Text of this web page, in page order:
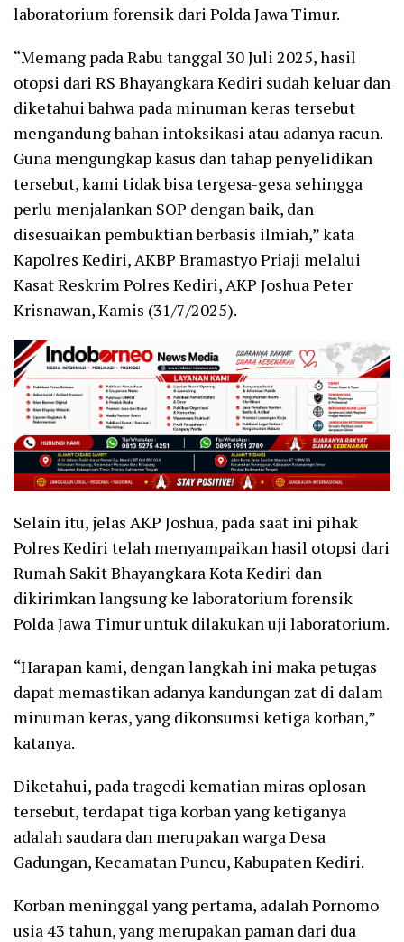
laboratorium forensik dari Polda Jawa Timur.
“Memang pada Rabu tanggal 30 Juli 2025, hasil
otopsi dari RS Bhayangkara Kediri sudah keluar dan
diketahui bahwa pada minuman keras tersebut
mengandung bahan intoksikasi atau adanya racun.
Guna mengungkap kasus dan tahap penyelidikan
tersebut, kami tidak bisa tergesa-gesa sehingga
perlu menjalankan SOP dengan baik, dan
disesuaikan pembuktian berbasis ilmiah,” kata
Kapolres Kediri, AKBP Bramastyo Priaji melalui
Kasat Reskrim Polres Kediri, AKP Joshua Peter
Krisnawan, Kamis (31/7/2025).
Selain itu, jelas AKP Joshua, pada saat ini pihak
Polres Kediri telah menyampaikan hasil otopsi dari
Rumah Sakit Bhayangkara Kota Kediri dan
dikirimkan langsung ke laboratorium forensik
Polda Jawa Timur untuk dilakukan uji laboratorium.
“Harapan kami, dengan langkah ini maka petugas
dapat memastikan adanya kandungan zat di dalam
minuman keras, yang dikonsumsi ketiga korban,”
katanya.
Diketahui, pada tragedi kematian miras oplosan
tersebut, terdapat tiga korban yang ketiganya
adalah saudara dan merupakan warga Desa
Gadungan, Kecamatan Puncu, Kabupaten Kediri.
Korban meninggal yang pertama, adalah Pornomo
usia 43 tahun, yang merupakan paman dari dua